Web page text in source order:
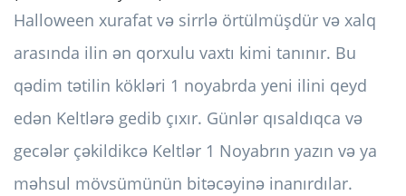
Halloween xurafat və sirrlə örtülmüşdür və xalq
arasında ilin ən qorxulu vaxtı kimi tanınır. Bu
qədim tətilin kökləri 1 noyabrda yeni ilini qeyd
edən Keltlərə gedib çıxır. Günlər qısaldıqca və
gecələr çəkildikcə Keltlər 1 Noyabrın yazın və ya
məhsul mövsümünün bitəcəyinə inanırdılar.